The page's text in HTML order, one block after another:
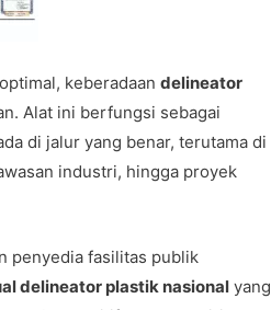
keberadaandelineator
Alat ini berfungsi sebagai
di jalur yang benar, terutama di
industri, hingga proyek
penyedia fasilitas publik
delineator plastik nasional yang